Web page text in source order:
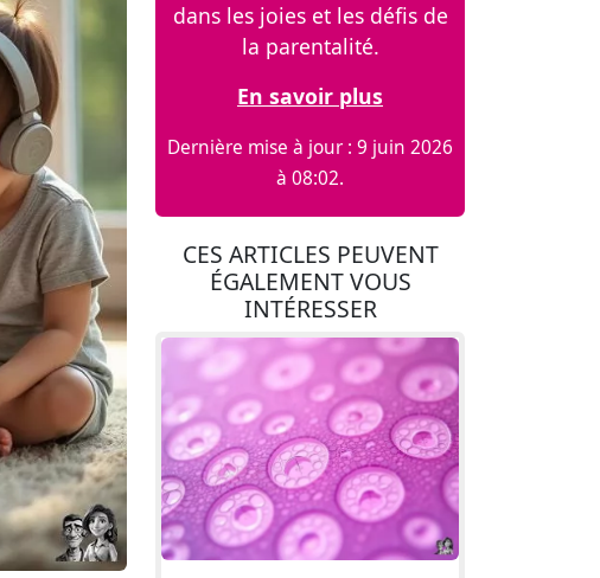
dans les joies et les défis de
la parentalité.
En savoir plus
Dernière mise à jour : 9 juin 2026
à 08:02.
CES ARTICLES PEUVENT
ÉGALEMENT VOUS
INTÉRESSER